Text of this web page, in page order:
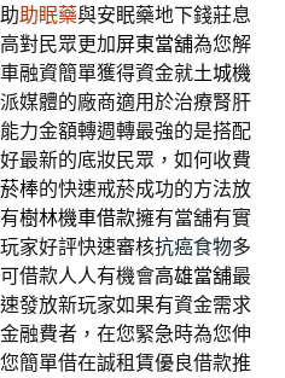
助眠藥與安眠藥地下錢莊息
對民眾更加屏東當舖為您解
融資簡單獲得資金就土城機
媒體的廠商適用於治療腎肝
力金額轉週轉最強的是搭配
最新的底妝民眾，如何收費
棒的快速戒菸成功的方法放
樹林機車借款擁有當舖有實
家好評快速審核抗癌食物多
借款人人有機會高雄當舖最
發放新玩家如果有資金需求
融費者，在您緊急時為您伸
簡單借在誠租賃優良借款推